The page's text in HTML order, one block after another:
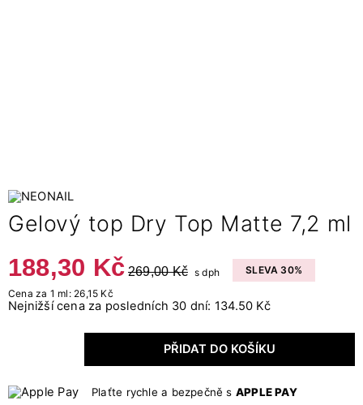
Gelový top Dry Top Matte 7,2 ml
188,30 Kč 269,00 Kč s dph
SLEVA 30%
Cena za 1 ml: 26,15 Kč
Nejnižší cena za posledních 30 dní: 134.50 Kč
PŘIDAT DO KOŠÍKU
Plaťte rychle a bezpečně s APPLE PAY